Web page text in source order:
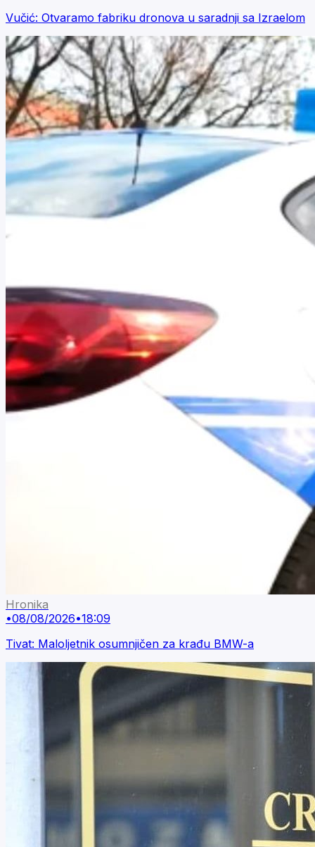
Vučić: Otvaramo fabriku dronova u saradnji sa Izraelom
Hronika
•08/08/2026•18:09
Tivat: Maloljetnik osumnjičen za krađu BMW-a